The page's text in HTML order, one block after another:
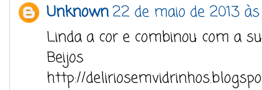
Unknown22 de maio de 2013
Linda a cor e combinou com a
Beijos
http://